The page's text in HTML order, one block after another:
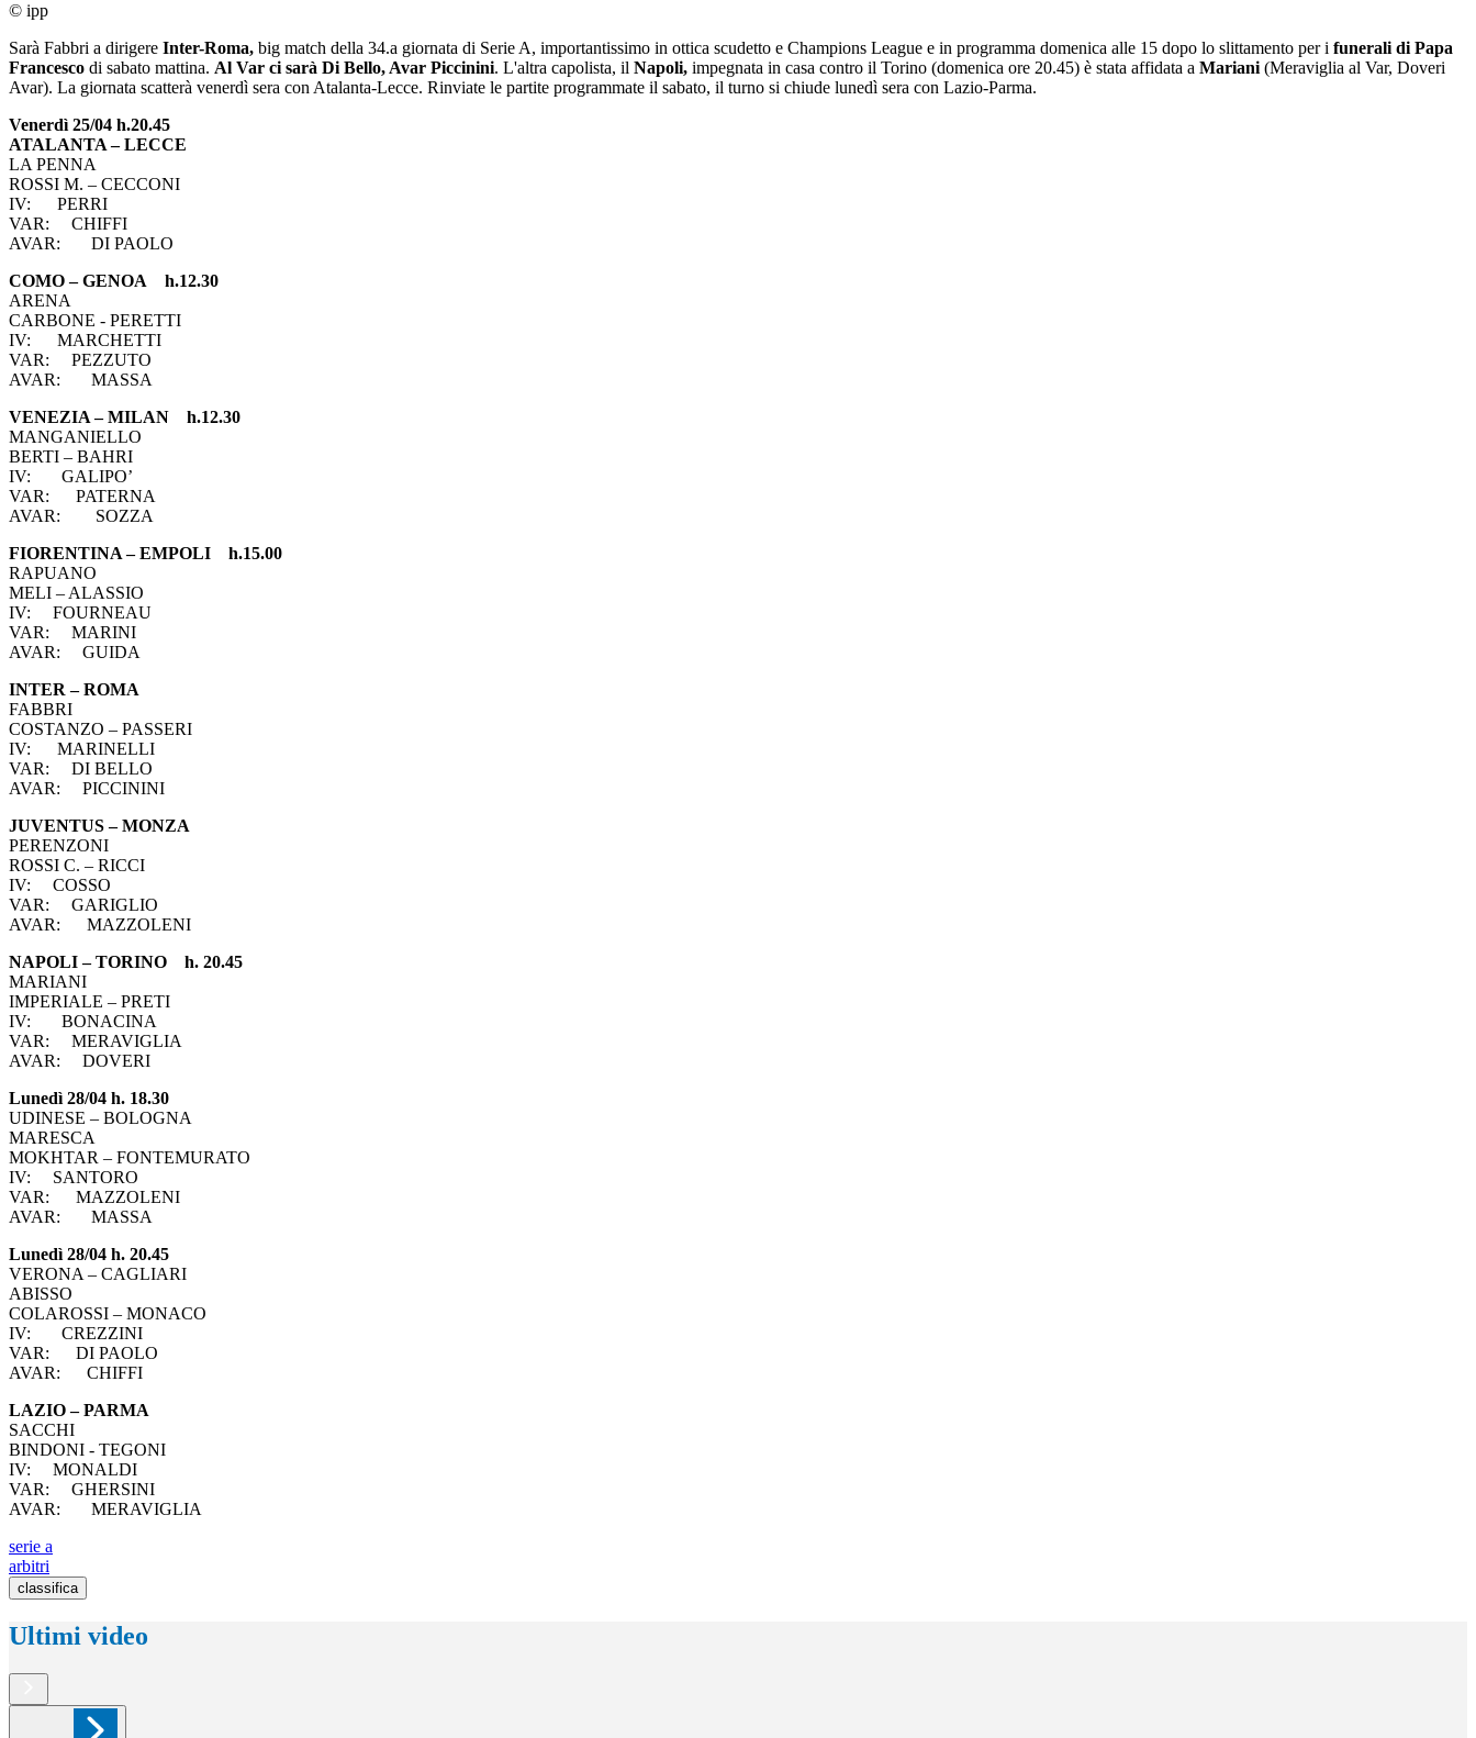
© ipp
Sarà Fabbri a dirigere Inter-Roma, big match della 34.a giornata di Serie A, importantissimo in ottica scudetto e Champions League e in programma domenica alle 15 dopo lo slittamento per i funerali di Papa
Francesco di sabato mattina. Al Var ci sarà Di Bello, Avar Piccinini. L'altra capolista, il Napoli, impegnata in casa contro il Torino (domenica ore 20.45) è stata affidata a Mariani (Meraviglia al Var, Doveri
Avar). La giornata scatterà venerdì sera con Atalanta-Lecce. Rinviate le partite programmate il sabato, il turno si chiude lunedì sera con Lazio-Parma.
Venerdì 25/04 h.20.45
ATALANTA – LECCE
LA PENNA
ROSSI M. – CECCONI
IV: PERRI
VAR: CHIFFI
AVAR: DI PAOLO
COMO – GENOA h.12.30
ARENA
CARBONE - PERETTI
IV: MARCHETTI
VAR: PEZZUTO
AVAR: MASSA
VENEZIA – MILAN h.12.30
MANGANIELLO
BERTI – BAHRI
IV: GALIPO’
VAR: PATERNA
AVAR: SOZZA
FIORENTINA – EMPOLI h.15.00
RAPUANO
MELI – ALASSIO
IV: FOURNEAU
VAR: MARINI
AVAR: GUIDA
INTER – ROMA
FABBRI
COSTANZO – PASSERI
IV: MARINELLI
VAR: DI BELLO
AVAR: PICCININI
JUVENTUS – MONZA
PERENZONI
ROSSI C. – RICCI
IV: COSSO
VAR: GARIGLIO
AVAR: MAZZOLENI
NAPOLI – TORINO h. 20.45
MARIANI
IMPERIALE – PRETI
IV: BONACINA
VAR: MERAVIGLIA
AVAR: DOVERI
Lunedì 28/04 h. 18.30
UDINESE – BOLOGNA
MARESCA
MOKHTAR – FONTEMURATO
IV: SANTORO
VAR: MAZZOLENI
AVAR: MASSA
Lunedì 28/04 h. 20.45
VERONA – CAGLIARI
ABISSO
COLAROSSI – MONACO
IV: CREZZINI
VAR: DI PAOLO
AVAR: CHIFFI
LAZIO – PARMA
SACCHI
BINDONI - TEGONI
IV: MONALDI
VAR: GHERSINI
AVAR: MERAVIGLIA
serie a
arbitri
classifica
Ultimi video